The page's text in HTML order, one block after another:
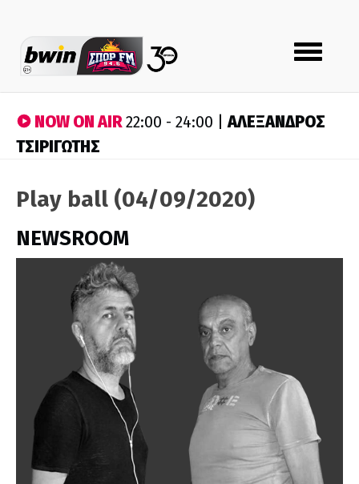
Toggle
navigation
NOW ON AIR22:00 - 24:00 |ΑΛΕΞΑΝΔΡΟΣ
ΤΣΙΡΙΓΩΤΗΣ
Play ball (04/09/2020)
NEWSROOM